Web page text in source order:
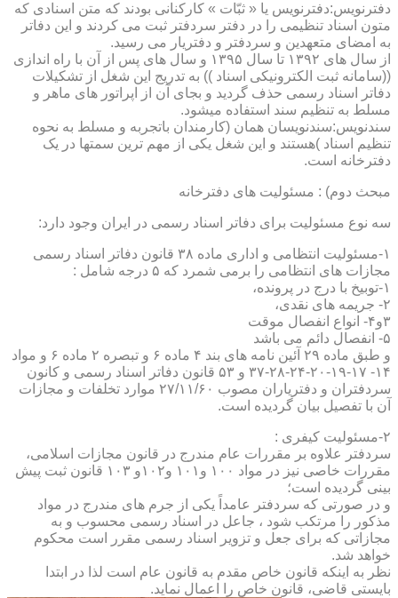
دفترنویس:دفترنویس یا « ثبّات » کارکنانی بودند که متن اسنادی که
متون اسناد تنظیمی را در دفتر سردفتر ثبت می کردند و این دفاتر
به امضای متعهدین و سردفتر و دفتریار می رسید.
از سال های ۱۳۹۲ تا سال ۱۳۹۵ و سال های پس از آن با راه اندازی
((سامانه ثبت الکترونیکی اسناد )) به تدریج این شغل از تشکیلات
دفاتر اسناد رسمی حذف گردید و بجای آن از اپراتور های ماهر و
مسلط به تنظیم سند استفاده میشود.
سندنویس:سندنویسان همان (کارمندان باتجربه و مسلط به نحوه
تنظیم اسناد )هستند و این شغل یکی از مهم ترین سمتها در یک
دفترخانه است.
مبحث دوم) : مسئولیت های دفترخانه
سه نوع مسئولیت برای دفاتر اسناد رسمی در ایران وجود دارد:
۱-مسئولیت انتظامی و اداری ماده ۳۸ قانون دفاتر اسناد رسمی
مجازات های انتظامی را برمی شمرد که ۵ درجه شامل :
۱-توبیخ با درج در پرونده،
۲- جریمه های نقدی،
۳و۴- انواع انفصال موقت
۵- انفصال دائم می باشد
و طبق ماده ۲۹ آئین نامه های بند ۴ ماده ۶ و تبصره ۲ ماده ۶ و مواد
۱۴- ۱۷-۱۹-۲۰-۲۴-۲۸-۳۷ و ۵۳ قانون دفاتر اسناد رسمی و کانون
سردفتران و دفتریاران مصوب ۲۷/۱۱/۶۰ موارد تخلفات و مجازات
آن با تفصیل بیان گردیده است.
۲-مسئولیت کیفری :
سردفتر علاوه بر مقررات عام مندرج در قانون مجازات اسلامی،
مقررات خاصی نیز در مواد ۱۰۰ و۱۰۱ و۱۰۲و ۱۰۳ قانون ثبت پیش
بینی گردیده است؛
و در صورتی که سردفتر عامداً یکی از جرم های مندرج در مواد
مذکور را مرتکب شود ، جاعل در اسناد رسمی محسوب و به
مجازاتی که برای جعل و تزویر اسناد رسمی مقرر است محکوم
خواهد شد.
نظر به اینکه قانون خاص مقدم به قانون عام است لذا در ابتدا
بایستی قاضی، قانون خاص را اعمال نماید.